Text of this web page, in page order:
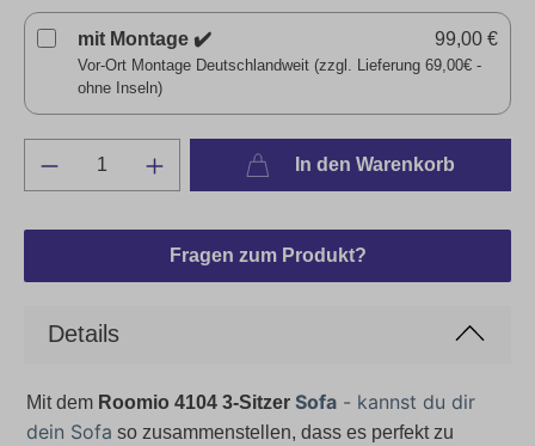
mit Montage ✔️
Vor-Ort Montage Deutschlandweit (zzgl. Lieferung 69,00€ -
ohne Inseln)
99,00 €
In den Warenkorb
Fragen zum Produkt?
Details
Mit dem Roomio 4104 3-Sitzer Sofa - kannst du dir
dein Sofa so zusammenstellen, dass es perfekt zu